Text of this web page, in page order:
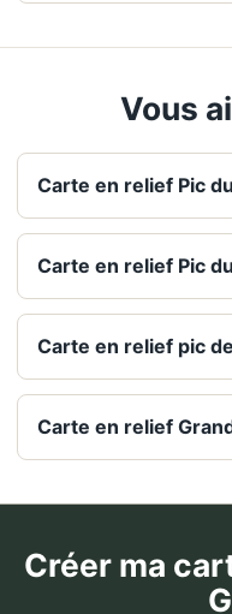
Vous
Carte en relief Pic
Carte en relief Pic
Carte en relief pic
Carte en relief
Créer ma